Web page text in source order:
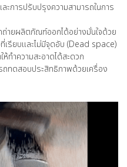
ารปรับปรุงความสามารถในการ
ถ่ายผลิตภัณฑ์ออกได้อย่างมั่นใจด้วย
รียบและไม่มีจุดอับ (Dead space)
ห้ทำความสะอาดได้สะดวก
ทดสอบประสิทธิภาพด้วยเครื่อง